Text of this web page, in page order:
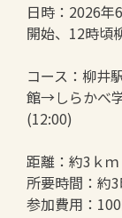
日時：2026年
開始、12時頃
コース：柳井
館→しらかべ
(12:00)
距離：約3ｋｍ
所要時間：約
参加費用：100